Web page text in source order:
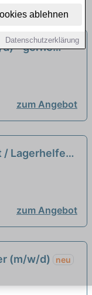
ablehnen
Datenschutzerklärung
- gerne
zum Angebot
/ Lagerhelfer
zum Angebot
(m/w/d)
neu